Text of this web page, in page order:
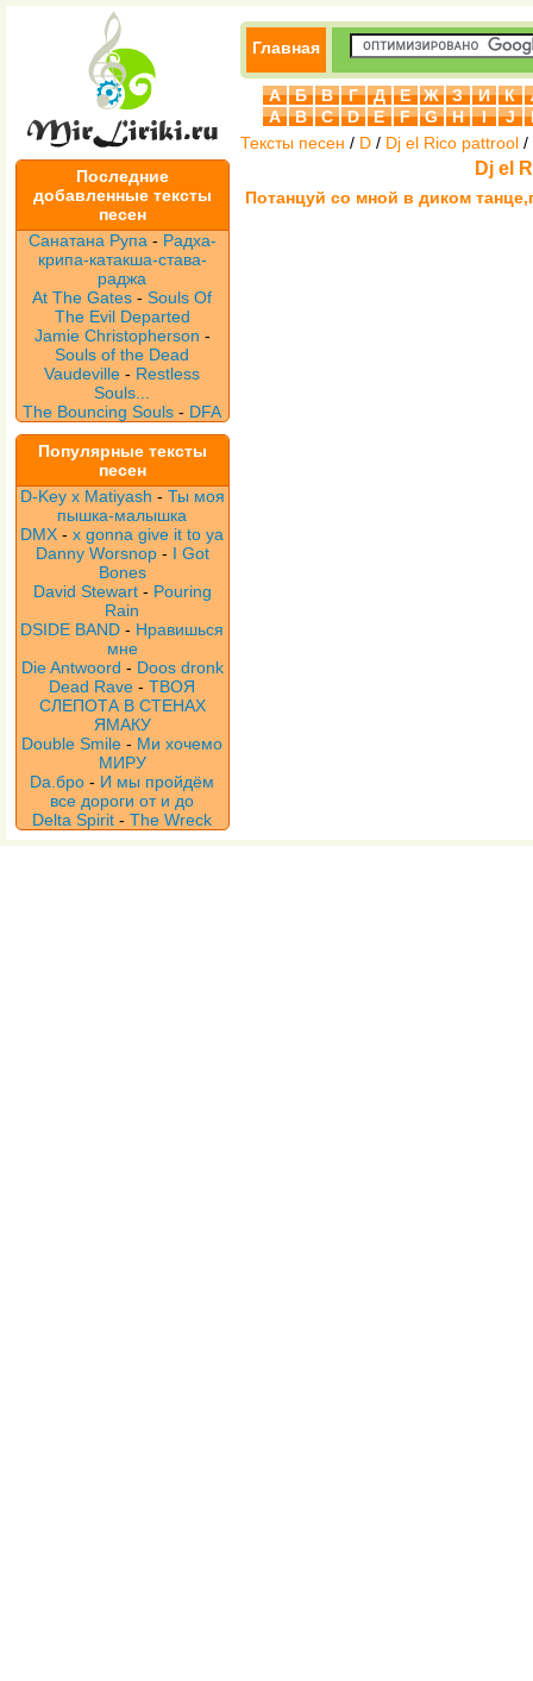
Последние
добавленные тексты
песен
Санатана Рупа - Радха-
крипа-катакша-става-
раджа
At The Gates -Souls Of
The Evil Departed
Jamie Christopherson -
Souls of the Dead
Vaudeville- Restless
Souls...
The Bouncing Souls - DFA
Популярные тексты
песен
D-Key x Matiyash - Ты моя
пышка-малышка
DMX -x gonna give it to ya
Danny Worsnop - I Got
Bones
David Stewart - Pouring
Rain
DSIDE BAND - Нравишься
мне
Die Antwoord - Doos dronk
Dead Rave -ТВОЯ
СЛЕПОТА В СТЕНАХ
ЯМАКУ
Double Smile - Ми хочемо
МИРУ
Da.бро - И мы пройдём
все дороги от и до
Delta Spirit -The Wreck
Главная
А Б В Г Д Е Ж З И К
A
B C D E F G H I J
Тексты песен / D / Dj el Rico pattrool /
Dj el
Потанцуй со мной в диком